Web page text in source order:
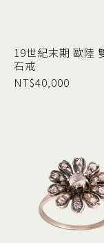
19世紀末期 歐陸
石戒
NT$40,000